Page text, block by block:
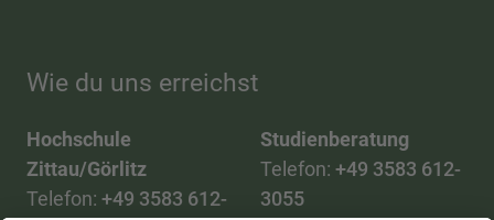
Wie du uns erreichst
Hochschule
Zittau/Görlitz
Telefon: +49 3583 612-
Studienberatung
Telefon: +49 3583 612-
3055